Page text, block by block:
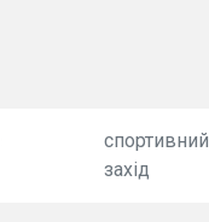
спортивний
захід